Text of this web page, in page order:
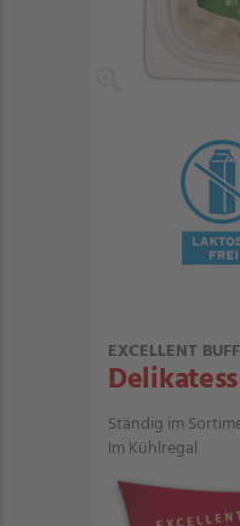
EXCELLENT
Ständig im
Im Kühlregal